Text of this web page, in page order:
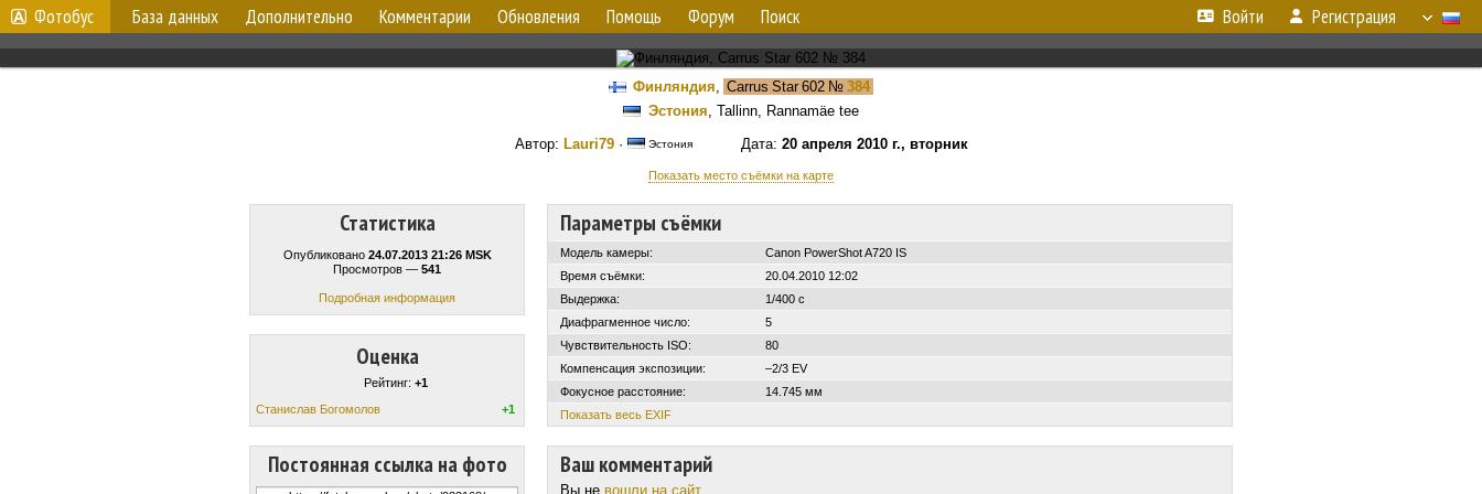
Фотобус База данных Дополнительно Комментарии Обновления Помощь Форум Поиск Войти Регистрация
Финляндия, Carrus Star 602 № 384
Эстония, Tallinn, Rannamäe tee
Автор: Lauri79· ЭстонияДата: 20 апреля 2010 г., вторник
Показать место съёмки на карте
Статистика
Опубликовано 24.07.2013 21:26 MSK
Просмотров — 541
Подробная информация
Оценка
Рейтинг: +1
Станислав Богомолов
+1
Постоянная ссылка на фото
Параметры съёмки
Модель камеры:
Canon PowerShot A720 IS
Время съёмки:
20.04.2010 12:02
Выдержка:
1/400 с
Диафрагменное число:
5
Чувствительность ISO:
80
Компенсация экспозиции:
–2/3 EV
Фокусное расстояние:
14.745 мм
Показать весь EXIF
Ваш комментарий
Вы не вошли на сайт.